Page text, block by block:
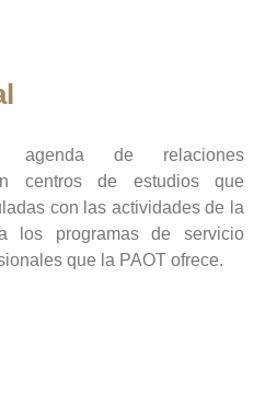
de relaciones
centros de estudios que
con las actividades de la
los programas de servicio
que la PAOT ofrece.